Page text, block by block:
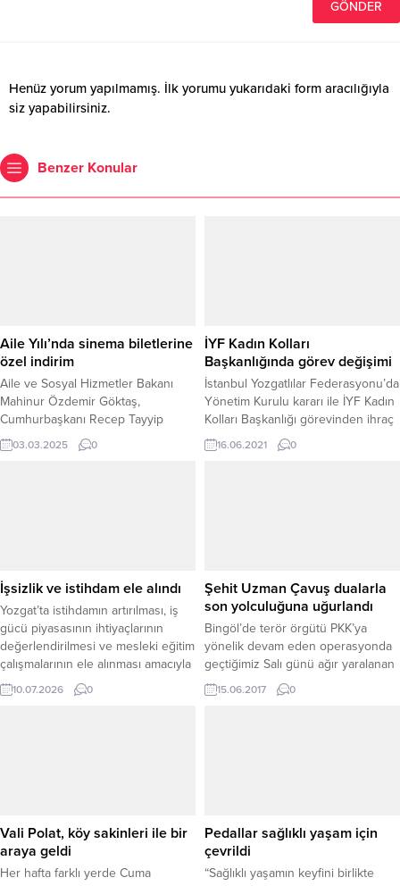
Henüz yorum yapılmamış. İlk yorumu yukarıdaki form aracılığıyla
siz yapabilirsiniz.
Benzer Konular
Aile Yılı’nda sinema biletlerine
özel indirim
Aile ve Sosyal Hizmetler Bakanı
Mahinur Özdemir Göktaş,
Cumhurbaşkanı Recep Tayyip
Erdoğan tarafından ilan edilen “Aile
Yılı” kapsamında ailelere yönelik
indirim uygulanacak. AİLE
YILI’NDA...
03.03.2025 0
İYF Kadın Kolları
Başkanlığında görev değişimi
İstanbul Yozgatlılar Federasyonu’da
Yönetim Kurulu kararı ile İYF Kadın
Kolları Başkanlığı görevinden ihraç
edilen Aysel Arslan’ın yerine Canan
Kılıçarslan İYF Kadın Kolları Genel
16.06.2021 0
İşsizlik ve istihdam ele alındı
Yozgat’ta istihdamın artırılması, iş
gücü piyasasının ihtiyaçlarının
değerlendirilmesi ve mesleki eğitim
çalışmalarının ele alınması amacıyla
İl İstihdam ve Mesleki Eğitim
Kurulu’nun 2026 yılı 3. Olağan
çalışmalar, iş gücü...
10.07.2026 0
Şehit Uzman Çavuş dualarla
son yolculuğuna uğurlandı
Bingöl’de terör örgütü PKK’ya
yönelik devam eden operasyonda
geçtiğimiz Salı günü ağır yaralanan
ve tedavi gördüğü hastanede şehit
olan Yozgatlı Uzman Çavuş
15.06.2017 0
Vali Polat, köy sakinleri ile bir
araya geldi
Her hafta farklı yerde Cuma
Pedallar sağlıklı yaşam için
çevrildi
“Sağlıklı yaşamın keyfini birlikte